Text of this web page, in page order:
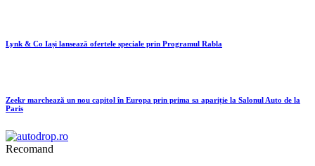
Lynk & Co Iași lansează ofertele speciale prin Programul Rabla
Zeekr marchează un nou capitol în Europa prin prima sa apariție la Salonul Auto de la
Paris
Recomand